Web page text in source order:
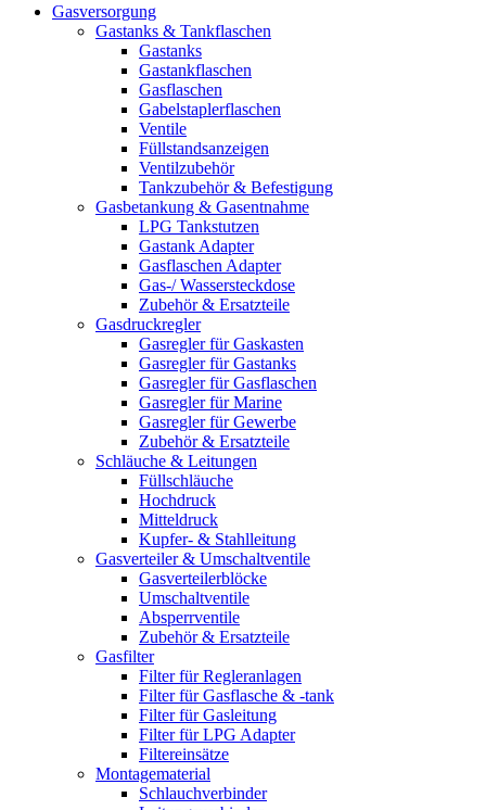
Gasversorgung
Gastanks & Tankflaschen
Gastanks
Gastankflaschen
Gasflaschen
Gabelstaplerflaschen
Ventile
Füllstandsanzeigen
Ventilzubehör
Tankzubehör & Befestigung
Gasbetankung & Gasentnahme
LPG Tankstutzen
Gastank Adapter
Gasflaschen Adapter
Gas-/ Wassersteckdose
Zubehör & Ersatzteile
Gasdruckregler
Gasregler für Gaskasten
Gasregler für Gastanks
Gasregler für Gasflaschen
Gasregler für Marine
Gasregler für Gewerbe
Zubehör & Ersatzteile
Schläuche & Leitungen
Füllschläuche
Hochdruck
Mitteldruck
Kupfer- & Stahlleitung
Gasverteiler & Umschaltventile
Gasverteilerblöcke
Umschaltventile
Absperrventile
Zubehör & Ersatzteile
Gasfilter
Filter für Regleranlagen
Filter für Gasflasche & -tank
Filter für Gasleitung
Filter für LPG Adapter
Filtereinsätze
Montagematerial
Schlauchverbinder